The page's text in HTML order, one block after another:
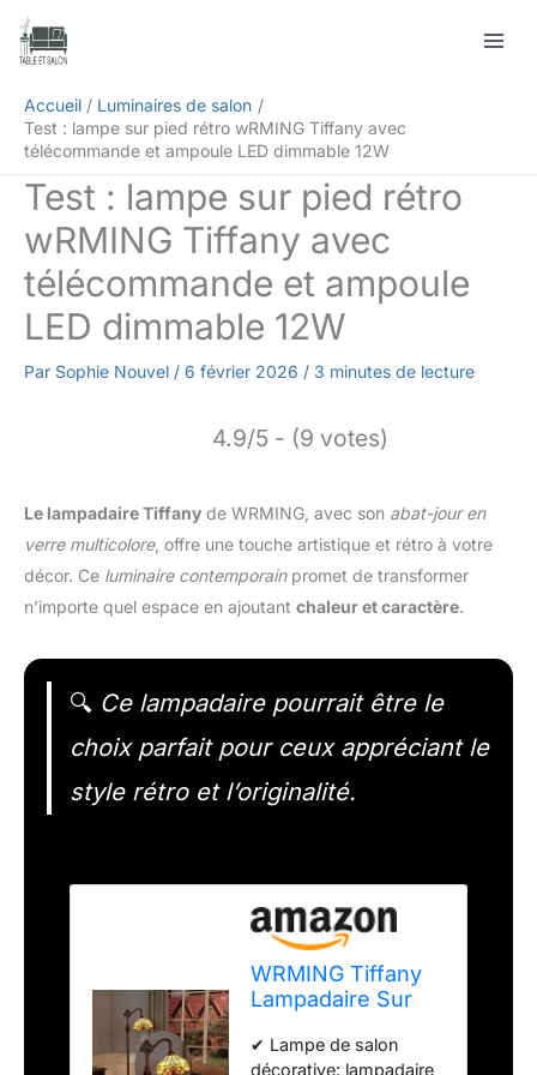
Aller
Accueil
Luminaires de salon
Test : lampe sur pied rétro wRMING Tiffany avec
télécommande et ampoule LED dimmable 12W
Test : lampe sur pied rétro
wRMING Tiffany avec
télécommande et ampoule
LED dimmable 12W
Par Sophie Nouvel / 6 février 2026 / 3 minutes de lecture
4.9/5 - (9 votes)
Le lampadaire Tiffany de WRMING, avec son abat-jour en
verre multicolore, offre une touche artistique et rétro à votre
décor. Ce luminaire contemporainpromet de transformer
n’importe quel espace en ajoutant chaleur et caractère.
🔍 Ce lampadaire pourrait être le
choix parfait pour ceux appréciant le
style rétro et l’originalité.
WRMING Tiffany
Lampadaire Sur
avec
✔ Lampe de salon
décorative: lampadaire
Rechercher